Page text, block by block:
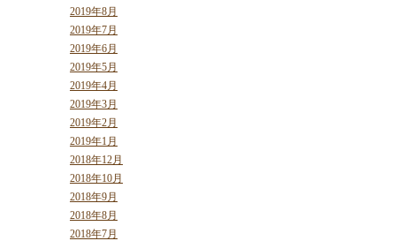
2019年8月
2019年7月
2019年6月
2019年5月
2019年4月
2019年3月
2019年2月
2019年1月
2018年12月
2018年10月
2018年9月
2018年8月
2018年7月